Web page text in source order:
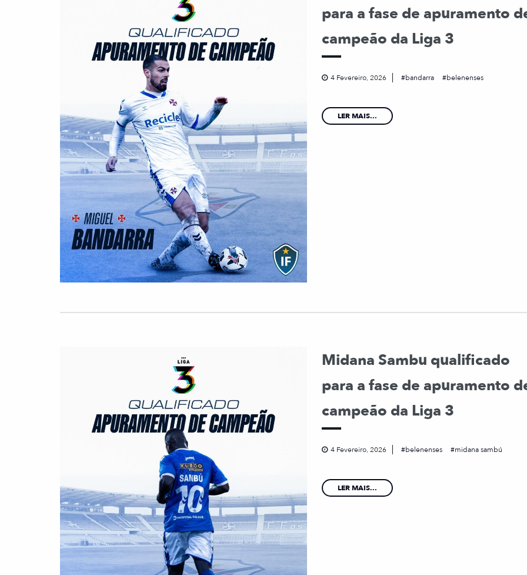
para a fase de apuramento
campeão da Liga 3
4 Fevereiro, 2026 bandarra belenenses
LER MAIS...
Midana Sambu qualificado
para a fase de apuramento
campeão da Liga 3
4 Fevereiro, 2026 belenenses midana sambú
LER MAIS...